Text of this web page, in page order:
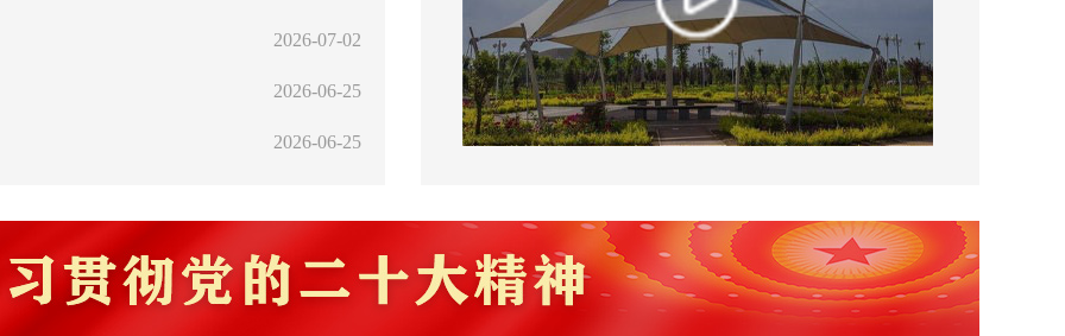
2026-07-02
2026-06-25
2026-06-25
社会救助常见问题解读（一）
中华人民共和国社会救助法
我县举办“聚青年 燃薪火”五四青年节主题活动